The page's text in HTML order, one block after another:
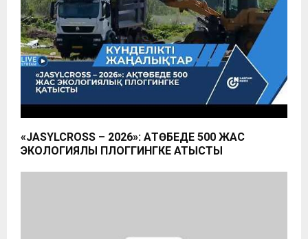
«JASYLCROSS – 2026»: АҚТӨБЕДЕ 500 ЖАС
ЭКОЛОГИЯЛЫҚ ПЛОГГИНГКЕ ҚАТЫСТЫ